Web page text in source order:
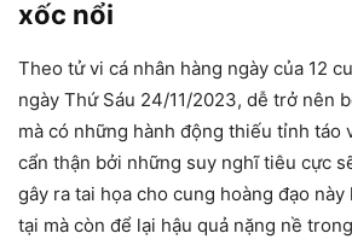
xốc nổi
Theo tử vi cá nhân hàng ngày của 12
ngày Thứ Sáu 24/11/2023, dễ trở nên
mà có những hành động thiếu tỉnh táo
cẩn thận bởi những suy nghĩ tiêu cực
gây ra tai họa cho cung hoàng đạo
tại mà còn để lại hậu quả nặng nề